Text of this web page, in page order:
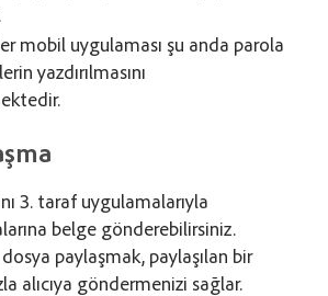
mobil uygulaması şu anda parola
yazdırılmasını
3. taraf uygulamalarıyla
belge gönderebilirsiniz.
paylaşmak, paylaşılan bir
alıcıya göndermenizi sağlar.